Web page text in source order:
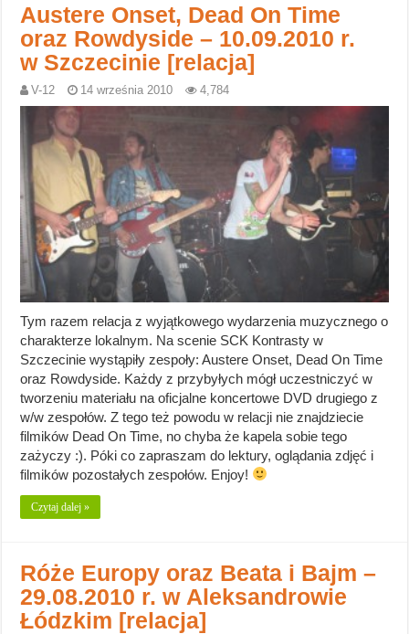
Austere Onset, Dead On Time
oraz Rowdyside – 10.09.2010 r.
w Szczecinie [relacja]
V-12 14 września 2010 4,784
Tym razem relacja z wyjątkowego wydarzenia muzycznego o
charakterze lokalnym. Na scenie SCK Kontrasty w
Szczecinie wystąpiły zespoły: Austere Onset, Dead On Time
oraz Rowdyside. Każdy z przybyłych mógł uczestniczyć w
tworzeniu materiału na oficjalne koncertowe DVD drugiego z
w/w zespołów. Z tego też powodu w relacji nie znajdziecie
filmików Dead On Time, no chyba że kapela sobie tego
zażyczy :). Póki co zapraszam do lektury, oglądania zdjęć i
filmików pozostałych zespołów. Enjoy!
Czytaj dalej »
Róże Europy oraz Beata i Bajm –
29.08.2010 r. w Aleksandrowie
Łódzkim [relacja]